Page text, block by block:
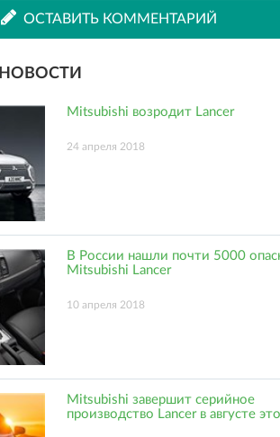
ОСТАВИТЬ КОММЕНТАРИЙ
Mitsubishi возродит Lancer
24 апреля 2018
В России нашли почти 5000
Mitsubishi Lancer
10 апреля 2018
Mitsubishi завершит серийное
производство Lancer в августе